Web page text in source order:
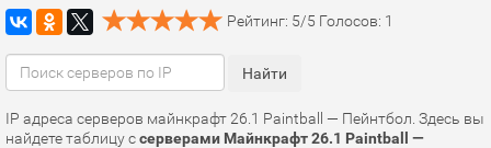
Рейтинг: 5/5 Голосов: 1
IP адреса серверов майнкрафт 26.1 Paintball — Пейнтбол. Здесь вы
найдете таблицу ссерверами Майнкрафт 26.1 Paintball —